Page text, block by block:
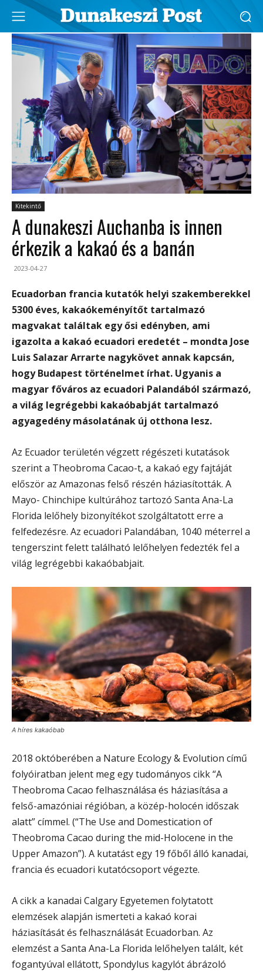
Kitekintő
A dunakeszi Auchanba is innen
érkezik a kakaó és a banán
2023-04-27
Ecuadorban francia kutatók helyi szakemberekkel
5300 éves, kakaókeményítőt tartalmazó
magvakat találtak egy ősi edényben, ami
igazolta a kakaó ecuadori eredetét – mondta Jose
Luis Salazar Arrarte nagykövet annak kapcsán,
hogy Budapest történelmet írhat. Ugyanis a
magyar főváros az ecuadori Palandából származó,
a világ legrégebbi kakaóbabját tartalmazó
agyagedény másolatának új otthona lesz.
Az Ecuador területén végzett régészeti kutatások
szerint a Theobroma Cacao-t, a kakaó egy fajtáját
először az Amazonas felső részén háziasították. A
Mayo- Chinchipe kultúrához tartozó Santa Ana-La
Florida lelőhely bizonyítékot szolgáltatott erre a
felfedezésre. Az ecuadori Palandában, 1040 méterrel a
tengerszint felett található lelőhelyen fedezték fel a
világ legrégebbi kakaóbabjait.
A híres kakaóbab
2018 októberében a Nature Ecology & Evolution című
folyóiratban jelent meg egy tudományos cikk “A
Theobroma Cacao felhasználása és háziasítása a
felső-amazóniai régióban, a közép-holocén időszak
alatt” címmel. (“The Use and Domestication of
Theobroma Cacao during the mid-Holocene in the
Upper Amazon”). A kutatást egy 19 főből álló kanadai,
francia és ecuadori kutatócsoport végezte.
A cikk a kanadai Calgary Egyetemen folytatott
elemzések alapján ismerteti a kakaó korai
háziasítását és felhasználását Ecuadorban. Az
elemzést a Santa Ana-La Florida lelőhelyen talált, két
fogantyúval ellátott, Spondylus kagylót ábrázoló